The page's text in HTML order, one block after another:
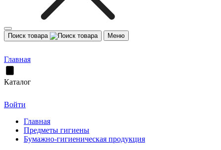
Поиск товара Меню
Главная
Каталог
Войти
Главная
Предметы гигиены
Бумажно-гигиеническая продукция